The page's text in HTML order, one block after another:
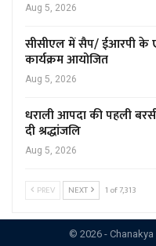
Aug 5, 2026
सीसीएल में सैप/ ईआरपी के
कार्यक्रम आयोजित
Aug 5, 2026
धराली आपदा की पहली
दी श्रद्धांजलि
Aug 5, 2026
PREV NEXT 1 of 7,313
© 2026 -